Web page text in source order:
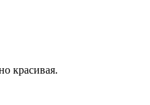
красивая.